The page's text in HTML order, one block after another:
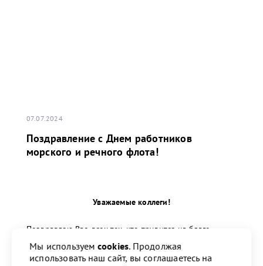
07.07.2024
Поздравление с Днем работников
морского и речного флота!
Уважаемые коллеги!
Поздравляю Вас, всех тех, кто трудится на благо
праздником!
Мы используем cookies. Продолжая
использовать наш сайт, вы соглашаетесь на